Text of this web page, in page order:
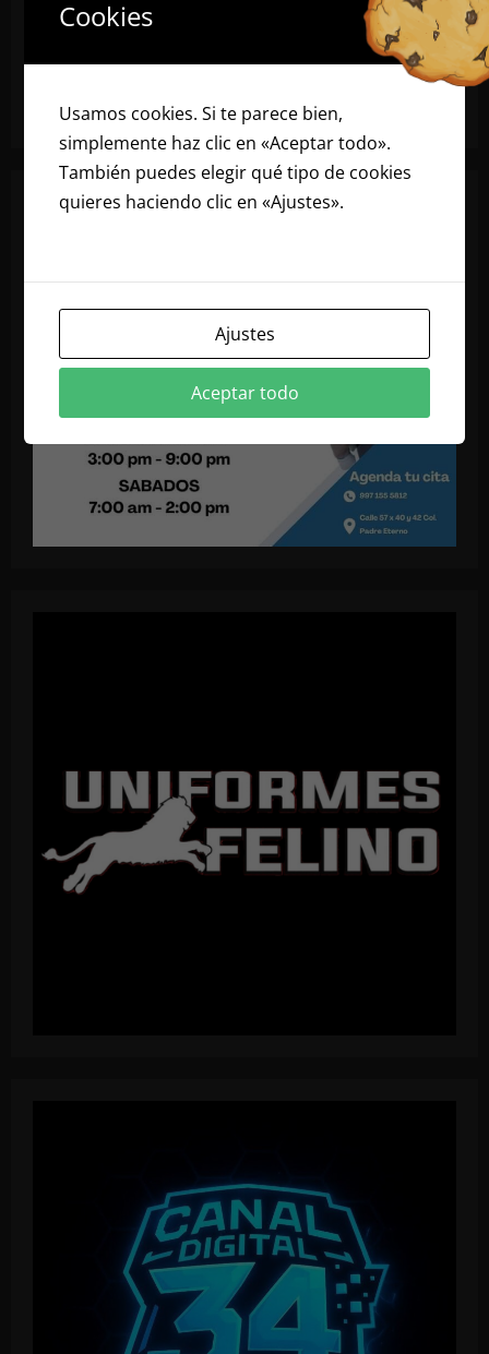
Cookies
Usamos cookies. Si te parece bien,
simplemente haz clic en «Aceptar todo».
También puedes elegir qué tipo de cookies
quieres haciendo clic en «Ajustes».
Ajustes
Aceptar todo